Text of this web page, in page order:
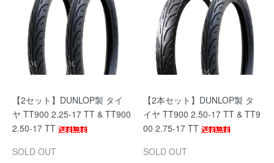
【2セット】DUNLOP製 タイ
ヤ TT900 2.25-17 TT & TT900
2.50-17 TT
SOLD OUT
【2本セット】DUNLOP製 タ
イヤ TT900 2.50-17 TT & TT9
00 2.75-17 TT
SOLD OUT